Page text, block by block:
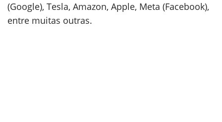
(Google), Tesla, Amazon, Apple, Meta (Facebook),
entre muitas outras.